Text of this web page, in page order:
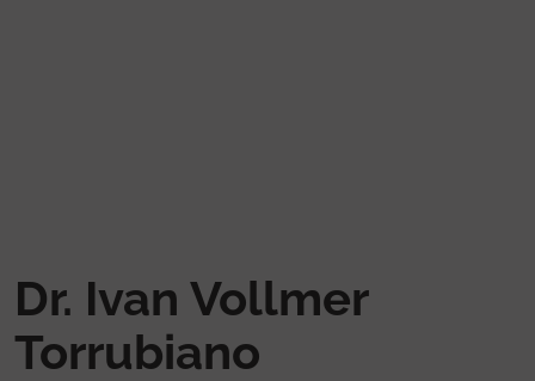
Dr. Ivan Vollmer
Torrubiano